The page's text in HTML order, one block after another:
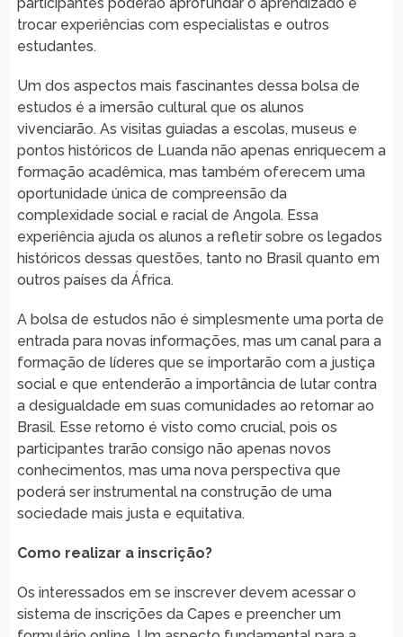
trocar experiências com especialistas e outros
estudantes.
Um dos aspectos mais fascinantes dessa bolsa de
estudos é a imersão cultural que os alunos
vivenciarão. As visitas guiadas a escolas, museus e
pontos históricos de Luanda não apenas enriquecem a
formação acadêmica, mas também oferecem uma
oportunidade única de compreensão da
complexidade social e racial de Angola. Essa
experiência ajuda os alunos a refletir sobre os legados
históricos dessas questões, tanto no Brasil quanto em
outros países da África.
A bolsa de estudos não é simplesmente uma porta de
entrada para novas informações, mas um canal para a
formação de líderes que se importarão com a justiça
social e que entenderão a importância de lutar contra
a desigualdade em suas comunidades ao retornar ao
Brasil. Esse retorno é visto como crucial, pois os
participantes trarão consigo não apenas novos
conhecimentos, mas uma nova perspectiva que
poderá ser instrumental na construção de uma
sociedade mais justa e equitativa.
Como realizar a inscrição?
Os interessados em se inscrever devem acessar o
sistema de inscrições da Capes e preencher um